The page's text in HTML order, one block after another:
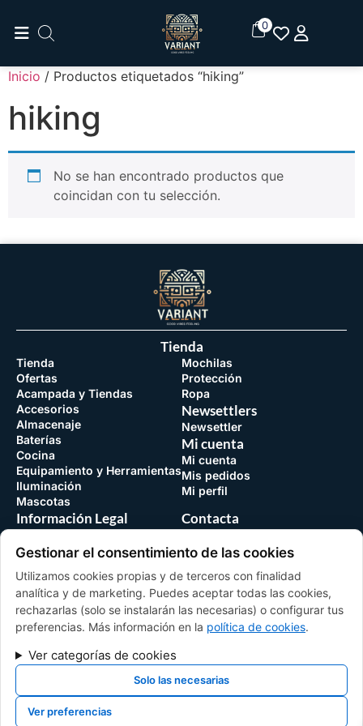
0
Inicio / Productos etiquetados “hiking”
hiking
No se han encontrado productos que
coincidan con tu selección.
Tienda
Tienda
Ofertas
Acampada y Tiendas
Accesorios
Almacenaje
Baterías
Cocina
Equipamiento y Herramientas
Iluminación
Mascotas
Mochilas
Protección
Ropa
Newsettlers
Newsettler
Mi cuenta
Mi cuenta
Mis pedidos
Mi perfil
Información Legal
Aviso legal
Política de accesibilidad
Política de privacidad
Tus opciones de privacidad
Términos y condiciones
Política de reembolso
Contacta
Formulario de Contacto
variant.storing@gmail.com
Instagram
(@variantstoring.es)
FINANCIADO POR LA UNIÓN EUROPEA CON EL PROGRAMA KIT DIGITAL POR
Gestionar el consentimiento de las cookies
Utilizamos cookies propias y de terceros con finalidad
analítica y de marketing. Puedes aceptar todas las cookies,
rechazarlas (solo se instalarán las necesarias) o configurar tus
preferencias. Más información en la política de cookies.
Ver categorías de cookies
Solo las necesarias
Ver preferencias